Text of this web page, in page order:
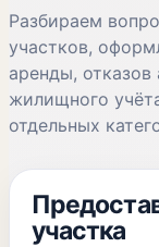
Разбираем
участков,
аренды,
жилищного
отдельных
участка